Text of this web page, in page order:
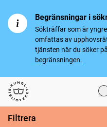
Begränsningar i
Sökträffar som är
omfattas av
tjänsten när du söker
begränsningen.
Svenska tidningar
Filtrera